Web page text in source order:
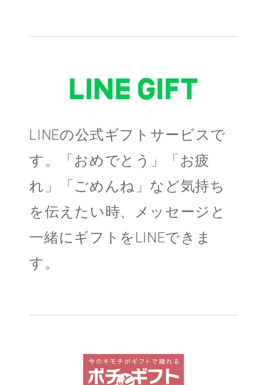
LINEの公式ギフトサービスで
す。「おめでとう」「お疲
れ」「ごめんね」など気持ち
を伝えたい時、メッセージと
一緒にギフトをLINEできま
す。